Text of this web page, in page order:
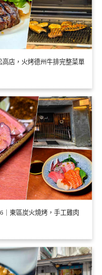
店，火烤德州牛排完整菜單
｜東區炭火燒烤，手工雞肉